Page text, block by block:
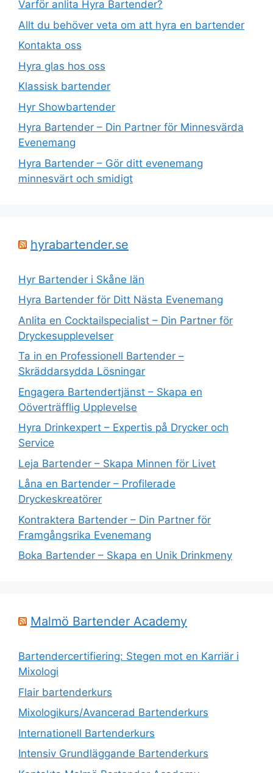
Varför anlita Hyra Bartender?
Allt du behöver veta om att hyra en bartender
Kontakta oss
Hyra glas hos oss
Klassisk bartender
Hyr Showbartender
Hyra Bartender – Din Partner för Minnesvärda
Evenemang
Hyra Bartender – Gör ditt evenemang
minnesvärt och smidigt
hyrabartender.se
Hyr Bartender i Skåne län
Hyra Bartender för Ditt Nästa Evenemang
Anlita en Cocktailspecialist – Din Partner för
Dryckesupplevelser
Ta in en Professionell Bartender –
Skräddarsydda Lösningar
Engagera Bartendertjänst – Skapa en
Oöverträfflig Upplevelse
Hyra Drinkexpert – Expertis på Drycker och
Service
Leja Bartender – Skapa Minnen för Livet
Låna en Bartender – Profilerade
Dryckeskreatörer
Kontraktera Bartender – Din Partner för
Framgångsrika Evenemang
Boka Bartender – Skapa en Unik Drinkmeny
Malmö Bartender Academy
Bartendercertifiering: Stegen mot en Karriär i
Mixologi
Flair bartenderkurs
Mixologikurs/Avancerad Bartenderkurs
Internationell Bartenderkurs
Intensiv Grundläggande Bartenderkurs